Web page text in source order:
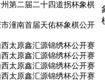
第二届二十四道拐杯象棋
潼南首届天佑杯象棋公开
太原鑫汇源锦绣杯公开赛
太原鑫汇源锦绣杯公开赛
太原鑫汇源锦绣杯公开赛
太原鑫汇源锦绣杯公开赛